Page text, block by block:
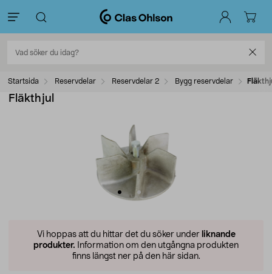
Startsida Reservdelar Reservdelar 2 Bygg reservdelar
Fläkthjul
Vi hoppas att du hittar det du söker under liknande
produkter. Information om den utgångna produkten
finns längst ner på den här sidan.